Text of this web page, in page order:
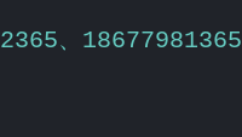
、18677981365